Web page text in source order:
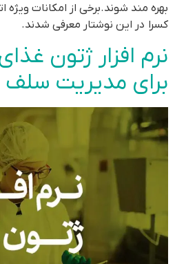
بهره مند شوند.برخی از امکانات
کسرا در این نوشتار معرفی شدند.
نرم افزار ژتون
برای مدیریت